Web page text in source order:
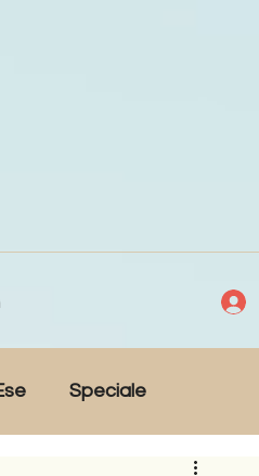
Speciale